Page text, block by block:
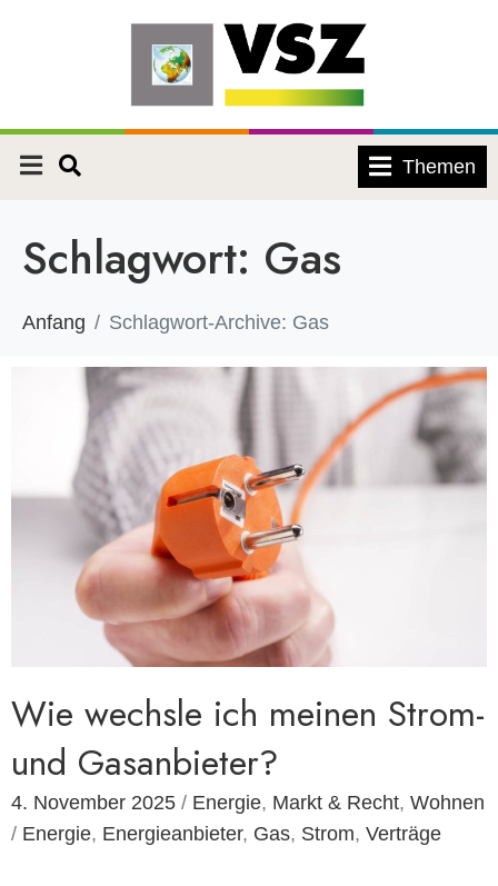
Themen
Schlagwort: Gas
Anfang Schlagwort-Archive: Gas
Wie wechsle ich meinen Strom-
und Gasanbieter?
4. November 2025 / Energie, Markt & Recht, Wohnen
/ Energie, Energieanbieter, Gas, Strom, Verträge